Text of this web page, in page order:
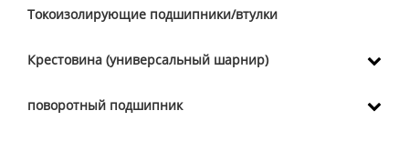
Токоизолирующие подшипники/втулки
Крестовина (универсальный шарнир)
поворотный подшипник